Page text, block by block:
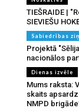
TIEŠRAIDE |
SIEVIEŠU
Sabiedrības
Projektā
nacionālos
Dienas izvēle
Mums raksta:
skaits
NMPD